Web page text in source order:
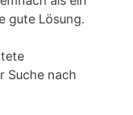
gute Lösung.
Suche nach